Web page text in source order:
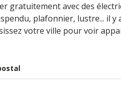
gratuitement avec des
plafonnier, lustre... il
votre ville pour voir